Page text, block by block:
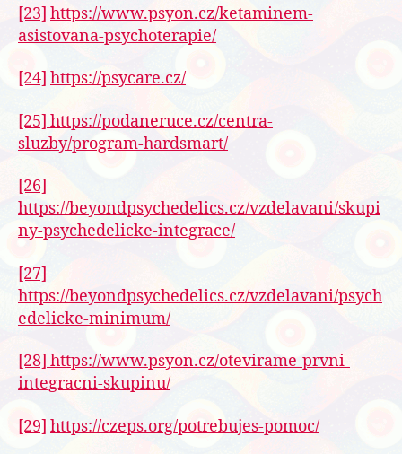
[23] https://www.psyon.cz/ketaminem-
asistovana-psychoterapie/
[24] https://psycare.cz/
[25] https://podaneruce.cz/centra-
sluzby/program-hardsmart/
[26]
https://beyondpsychedelics.cz/vzdelavani/skupi
ny-psychedelicke-integrace/
[27]
https://beyondpsychedelics.cz/vzdelavani/psych
edelicke-minimum/
[28] https://www.psyon.cz/otevirame-prvni-
integracni-skupinu/
[29] https://czeps.org/potrebujes-pomoc/